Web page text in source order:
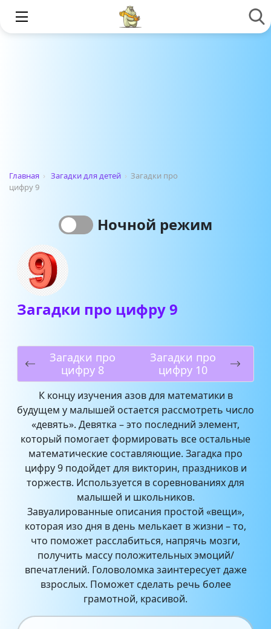
Главная › Загадки для детей › Загадки про
цифру 9
Ночной режим
Загадки про цифру 9
Загадки про
цифру 8
Загадки про
цифру 10
К концу изучения азов для математики в
будущем у малышей остается рассмотреть число
«девять». Девятка – это последний элемент,
который помогает формировать все остальные
математические составляющие. Загадка про
цифру 9 подойдет для викторин, праздников и
торжеств. Используется в соревнованиях для
малышей и школьников.
Завуалированные описания простой «вещи»,
которая изо дня в день мелькает в жизни – то,
что поможет расслабиться, напрячь мозги,
получить массу положительных эмоций/
впечатлений. Головоломка заинтересует даже
взрослых. Поможет сделать речь более
грамотной, красивой.